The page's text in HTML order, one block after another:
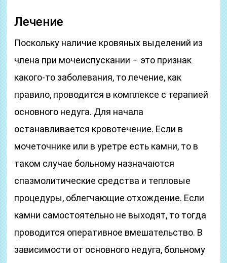
Лечение
Поскольку наличие кровяных выделений из
члена при мочеиспускании – это признак
какого-то заболевания, то лечение, как
правило, проводится в комплексе с терапией
основного недуга. Для начала
останавливается кровотечение. Если в
мочеточнике или в уретре есть камни, то в
таком случае больному назначаются
спазмолитические средства и тепловые
процедуры, облегчающие отхождение. Если
камни самостоятельно не выходят, то тогда
проводится оперативное вмешательство. В
зависимости от основного недуга, больному